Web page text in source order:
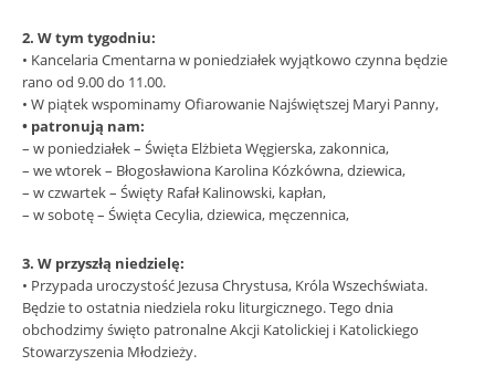
2. W tym tygodniu:
• Kancelaria Cmentarna w poniedziałek wyjątkowo czynna będzie
rano od 9.00 do 11.00.
• W piątek wspominamy Ofiarowanie Najświętszej Maryi Panny,
• patronują nam:
– w poniedziałek – Święta Elżbieta Węgierska, zakonnica,
– we wtorek – Błogosławiona Karolina Kózkówna, dziewica,
– w czwartek – Święty Rafał Kalinowski, kapłan,
– w sobotę – Święta Cecylia, dziewica, męczennica,
3. W przyszłą niedzielę:
• Przypada uroczystość Jezusa Chrystusa, Króla Wszechświata.
Będzie to ostatnia niedziela roku liturgicznego. Tego dnia
obchodzimy święto patronalne Akcji Katolickiej i Katolickiego
Stowarzyszenia Młodzieży.